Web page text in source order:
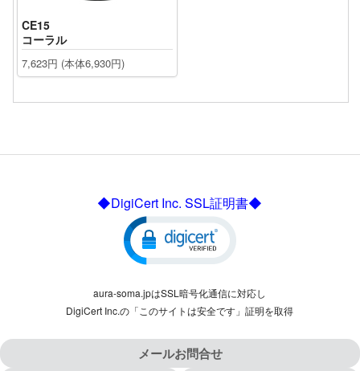
CE15
コーラル
7,623円 (本体6,930円)
◆DigiCert Inc. SSL証明書◆
aura-soma.jpはSSL暗号化通信に対応し
DigiCert Inc.の「このサイトは安全です」証明を取得
メールお問合せ